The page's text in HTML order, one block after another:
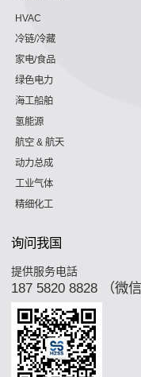
HVAC
冷链/冷藏
家电/食品
绿色电力
海工船舶
氢能源
航空 & 航天
动力总成
工业气体
精细化工
询问我国
提供服务电話
187 5820 8828 （微